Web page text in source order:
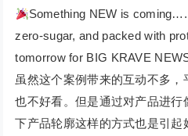
Something NEW is coming….
zero-sugar, and packed with
tomorrow for BIG KRAVE
虽然这个案例带来的互动不多
也不好看。但是通过对产品进行
下产品轮廓这样的方式也是引起